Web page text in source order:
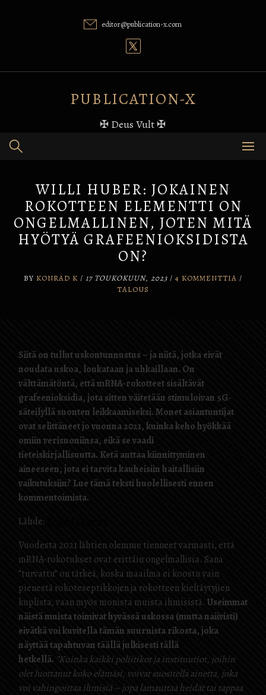
editor@publication-x.com
PUBLICATION-X
✠ Deus Vult ✠
WILLI HUBER: JOKAINEN
ROKOTTEEN ELEMENTTI ON
ONGELMALLINEN, JOTEN MITÄ
HYÖTYÄ GRAFEENIOKSIDISTA
ON?
BY KONRAD K / 17 TOUKOKUUN, 2023 /4 KOMMENTTIA /
TALOUS
Siitä on tullut uskontunnustus – ja niitä, jotka eivät
noudata uskoa, loukataan ja uhkaillaan. On
välttämätöntä, että mRNA-rokotteet sisältävät
grafeenioksidia, jota sitten väitetään stimuloivan 5G-
säteilyllä suonten leikkaamiseksi. Monet asiantuntijat
ovat selittäneet jo vuonna 2021, kuinka keho hyökkää
omiin verisuoniinsa, eikä se vaadi
tieteiskirjallisuutta. Ketä auttaa kiinnittyminen
aineeseen, jota ei tarvita kauheisiin haitallisiin
vaikutuksiin? Lue tämä teksti huolellisesti ennen
kommentoimista.
Lähde:
Vuodesta 2021 lähtien olemme tienneet varmasti, että
mRNA-rokotukset ovat erittäin ongelmallisia. Sana
”turvattu” on tärkeä, koska maailma ei koostu vain
pienestä rokoteseptikkojen ja rokotteen kieltäytyjien
kuplista, vaan myös monista muista ihmisistä. Useimmat
näistä muista toimivat hyvässä uskossa (mutta naiivisti)
eivätkä voi kuvitella tämän suuruista rikosta, joka
näyttää tapahtuvan täällä julkisesti tällä
hetkellä. ”Kuinka kaikki poliitikot ja instituutiot, joihin
olet luottanut koko elämäsi, voivat suositella ainetta, joka
voi vahingoittaa ihmisiä – jopa lamauttaa heidät tai tappaa